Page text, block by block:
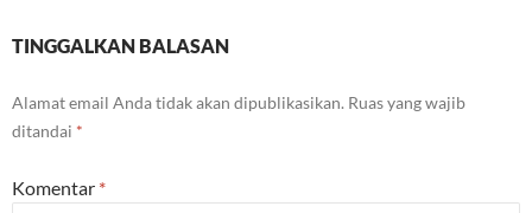
TINGGALKAN BALASAN
Alamat email Anda tidak akan dipublikasikan. Ruas yang wajib
ditandai *
Komentar *